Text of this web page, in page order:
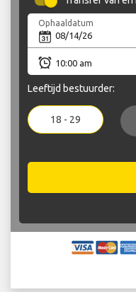
Ophaaldatum
Leeftijd bestuurder:
18 - 29